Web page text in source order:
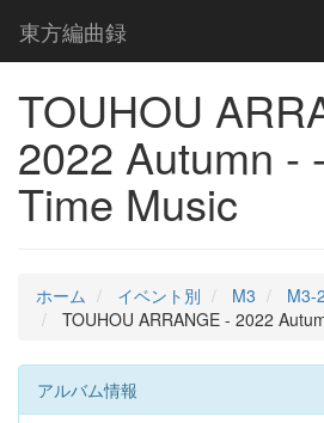
東方編曲録
TOUHOU
2022 Autumn -
Time Music
ホーム イベント別 M3
M3-
TOUHOU ARRANGE - 2022
アルバム情報